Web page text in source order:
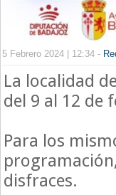
5 Febrero 2024 | 12:34 -
La localidad
del 9 al 12 de
Para los
disfraces.